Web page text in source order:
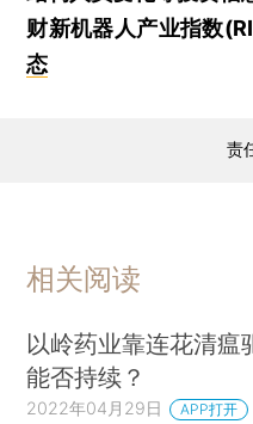
财新机器人产业指数
态
责
相关阅读
以岭药业靠连花清瘟
能否持续？
2022年04月29日 APP打开